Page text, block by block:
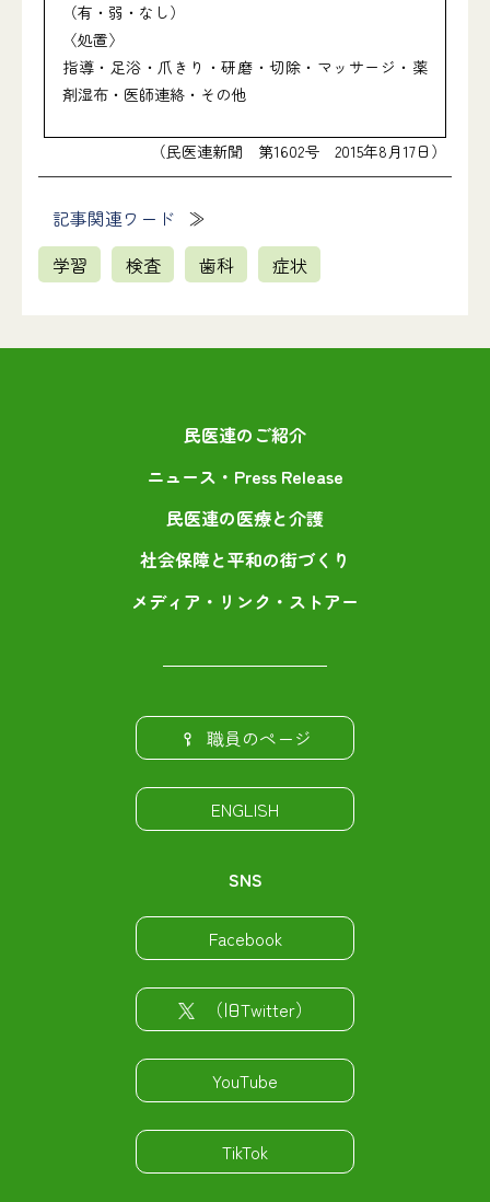
（有・弱・なし）
〈処置〉
指導・足浴・爪きり・研磨・切除・マッサージ・薬
剤湿布・医師連絡・その他
（民医連新聞 第1602号 2015年8月17日）
記事関連ワード
学習
検査 歯科 症状
民医連のご紹介
ニュース・Press Release
民医連の医療と介護
社会保障と平和の街づくり
メディア・リンク・ストアー
職員のページ
ENGLISH
SNS
Facebook
（旧Twitter）
YouTube
TikTok